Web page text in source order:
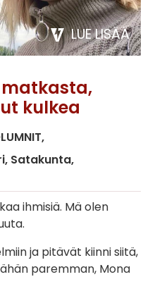
LUE LISÄÄ
matkasta,
kulkea
Satakunta
ihmisiä. Mä olen
ja pitävät kiinni siitä,
paremman, Mona